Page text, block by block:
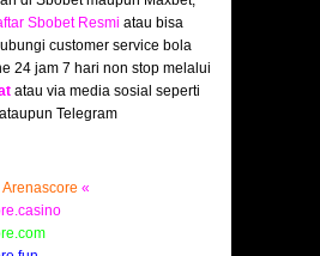
Sbobet Resmi atau bisa
customer service bola
24 jam 7 hari non stop melalui
atau via media sosial seperti
Telegram
«